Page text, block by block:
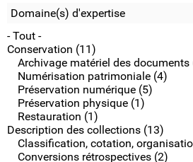
Domaine(s) d'expertise
- Tout -
Conservation (11)
Archivage matériel des documents
Numérisation patrimoniale (4)
Préservation numérique (5)
Préservation physique (1)
Restauration (1)
Description des collections (13)
Classification, cotation,
Conversions rétrospectives (2)